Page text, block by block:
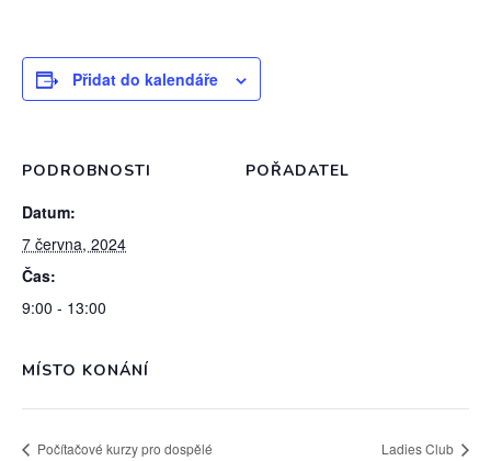
Přidat do kalendáře
PODROBNOSTI
Datum:
7 června, 2024
Čas:
9:00 - 13:00
POŘADATEL
MÍSTO KONÁNÍ
Počítačové kurzy pro dospělé Ladies Club